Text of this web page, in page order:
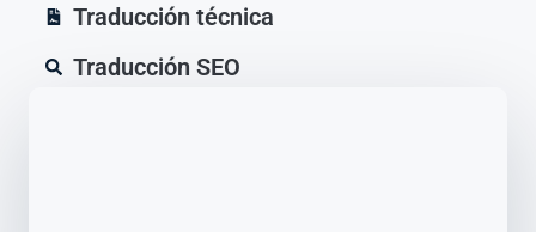
Traducción técnica
Traducción SEO